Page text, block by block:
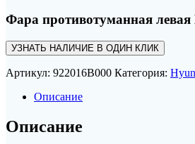
Фара противотуманная левая
УЗНАТЬ НАЛИЧИЕ В ОДИН КЛИК
Артикул: 922016B000 Категория:
Описание
Описание